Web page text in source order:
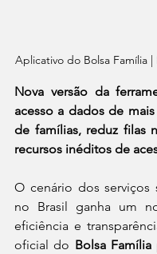
Aplicativo do Bolsa Família
Nova versão da
acesso a dados de
de famílias, reduz filas
recursos inéditos de
O cenário dos serviços
no Brasil ganha um
eficiência e
oficial do Bolsa Família